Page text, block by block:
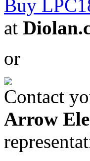
Buy
at
or
Contact
Arrow